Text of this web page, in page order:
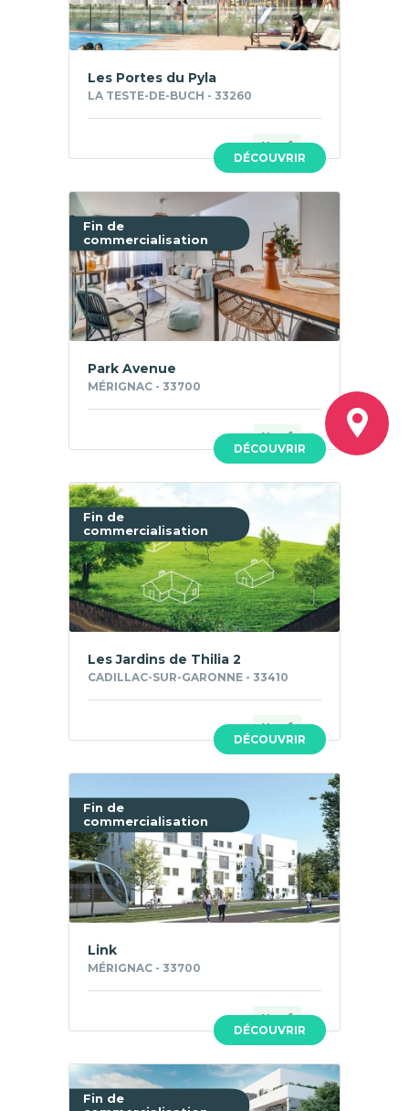
DÉCOUVRIR
Les Portes du Pyla
LA TESTE-DE-BUCH - 33260
Neuf
Fin de
commercialisation
DÉCOUVRIR
Park Avenue
MÉRIGNAC - 33700
Neuf
Fin de
commercialisation
DÉCOUVRIR
Les Jardins de Thilia 2
CADILLAC-SUR-GARONNE - 33410
Neuf
Fin de
commercialisation
DÉCOUVRIR
Link
MÉRIGNAC - 33700
Neuf
Fin de